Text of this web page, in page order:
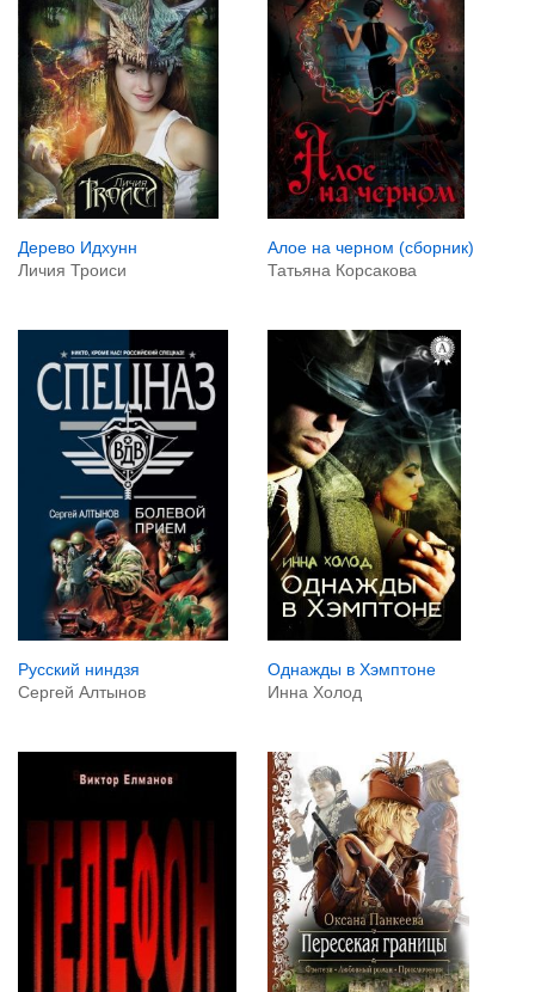
Дерево Идхунн
Личия Троиси
Алое на черном (сборник)
Татьяна Корсакова
Русский ниндзя
Сергей Алтынов
Однажды в Хэмптоне
Инна Холод